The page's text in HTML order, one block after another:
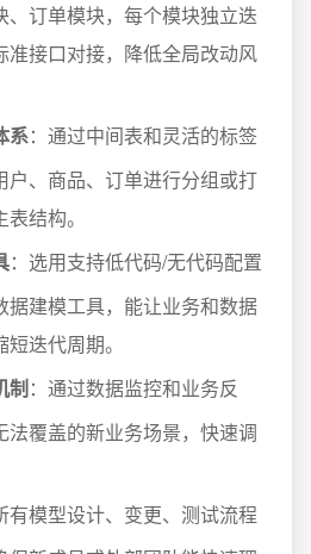
、订单模块，每个模块独立迭
准接口对接，降低全局改动风
系：通过中间表和灵活的标签
户、商品、订单进行分组或打
结构。
：选用支持低代码/无代码配置
据建模工具，能让业务和数据
迭代周期。
制：通过数据监控和业务反
法覆盖的新业务场景，快速调
有模型设计、变更、测试流程